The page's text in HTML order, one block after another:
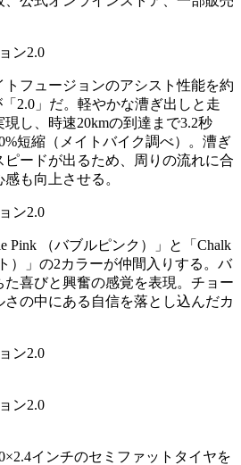
トフュージョンのアシスト性能を約
2.0」だ。軽やかな漕ぎ出しと走
し、時速20kmの到達まで3.2秒
短縮（メイトバイク調べ）。漕ぎ
ードが出るため、周りの流れに合
も向上させる。
Pink （バブルピンク）」と「Chalk
）」の2カラーが仲間入りする。バ
喜びと興奮の感覚を表現。チョー
の中にある自信を落とし込んだカ
インチのセミファットタイヤを